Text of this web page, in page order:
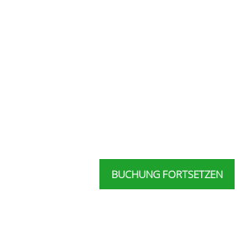
BUCHUNG FORTSETZEN